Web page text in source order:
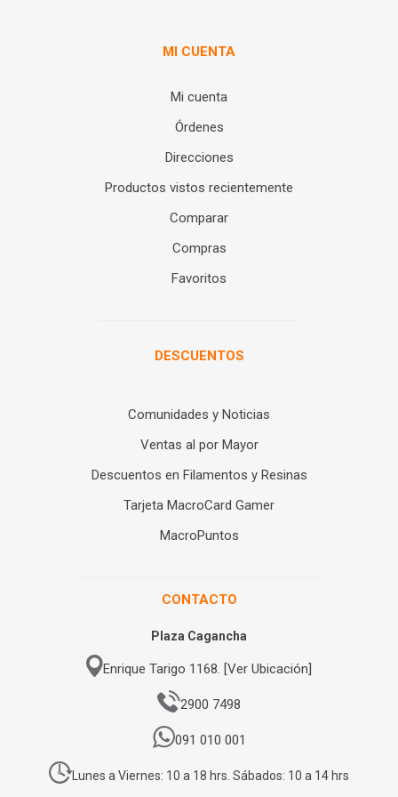
MI CUENTA
Mi cuenta
Órdenes
Direcciones
Productos vistos recientemente
Comparar
Compras
Favoritos
DESCUENTOS
Comunidades y Noticias
Ventas al por Mayor
Descuentos en Filamentos y Resinas
Tarjeta MacroCard Gamer
MacroPuntos
CONTACTO
Plaza Cagancha
Enrique Tarigo 1168. [Ver Ubicación]
2900 7498
091 010 001
Lunes a Viernes: 10 a 18 hrs. Sábados: 10 a 14 hrs